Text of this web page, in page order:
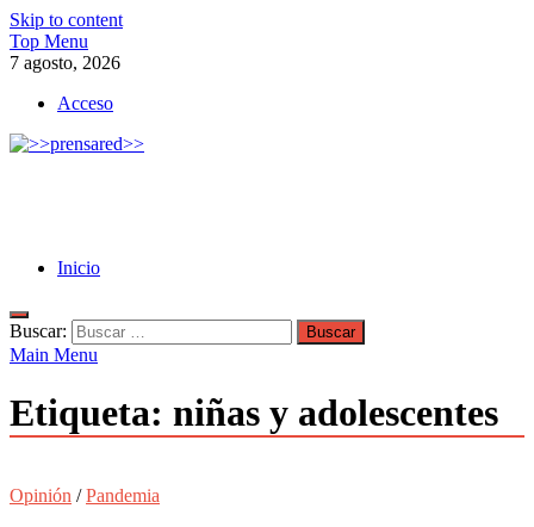
Skip to content
Top Menu
7 agosto, 2026
Acceso
Inicio
Buscar:
Main Menu
Etiqueta: niñas y adolescentes
Opinión /Pandemia